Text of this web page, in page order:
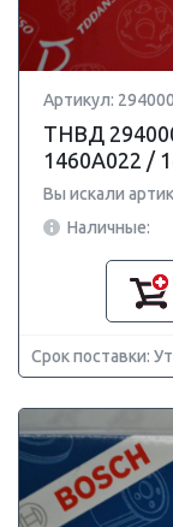
Артикул:
ТНВД
1460A022 /
Вы искали
Наличные:
Срок поставки: